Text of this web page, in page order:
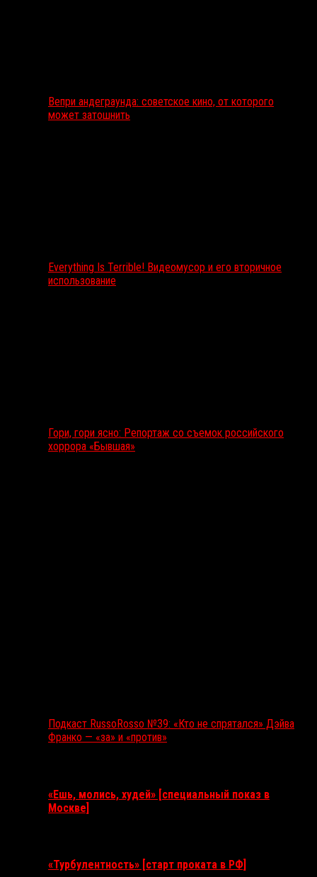
Вепри андеграунда: советское кино, от которого
может затошнить
Everything Is Terrible! Видеомусор и его вторичное
использование
Гори, гори ясно: Репортаж со съемок российского
хоррора «Бывшая»
Подкаст RussoRosso №39: «Кто не спрятался» Дэйва
Франко — «за» и «против»
«Ешь, молись, худей» [специальный показ в
Москве]
«Турбулентность» [старт проката в РФ]